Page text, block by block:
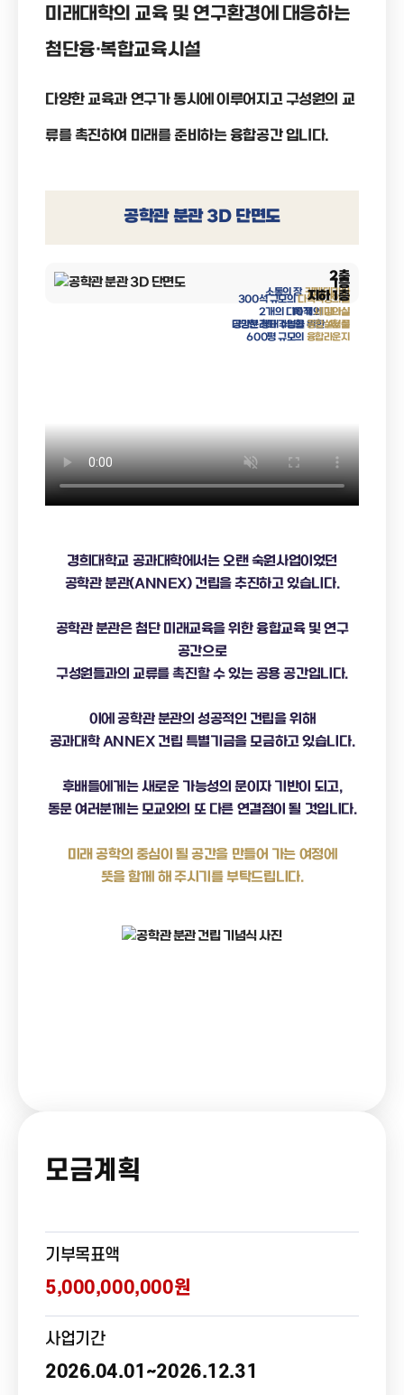
미래대학의 교육 및 연구환경에 대응하는
첨단융·복합교육시설
다양한 교육과 연구가 동시에 이루어지고 구성원의 교
류를 촉진하여 미래를 준비하는 융합공간 입니다.
공학관 분관 3D 단면도
2층
소통의 장카페테리아
1층
300석 규모의다목적강의실
10개의 강의실
다양한 형태수업을 위한AV룸
지하 1층
2개의 다목적세미나실
공간분리가 가능한융합실험실
600평 규모의 융합라운지
경희대학교 공과대학에서는 오랜 숙원사업이었던
공학관 분관(ANNEX) 건립을 추진하고 있습니다.
공학관 분관은 첨단 미래교육을 위한 융합교육 및 연구
공간으로
구성원들과의 교류를 촉진할 수 있는 공용 공간입니다.
이에 공학관 분관의 성공적인 건립을 위해
공과대학 ANNEX 건립 특별기금을 모금하고 있습니다.
후배들에게는 새로운 가능성의 문이자 기반이 되고,
동문 여러분께는 모교와의 또 다른 연결점이 될 것입니다.
미래 공학의 중심이 될 공간을 만들어 가는 여정에
뜻을 함께 해 주시기를 부탁드립니다.
모금계획
기부목표액
5,000,000,000원
사업기간
2026.04.01~2026.12.31